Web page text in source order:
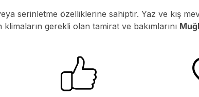
serinletme özelliklerine sahiptir. Yaz ve kış
gerekli olan tamirat ve bakımlarını